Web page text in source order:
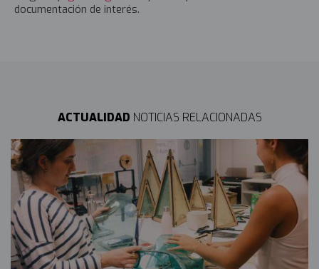
documentación de interés.
ACTUALIDAD NOTICIAS RELACIONADAS